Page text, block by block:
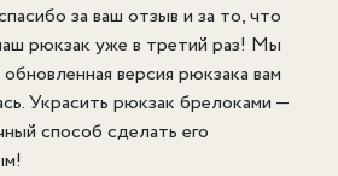
за ваш отзыв и за то, что
рюкзак уже в третий раз! Мы
версия рюкзака вам
Украсить рюкзак брелоками —
способ сделать его